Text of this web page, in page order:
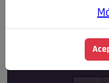
Escucha el audio de